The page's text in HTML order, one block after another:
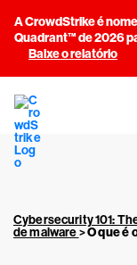
A CrowdStrike é
Quadrant™ de 2026
Baixe o relatório
Cybersecurity 101:
de malware>O que é